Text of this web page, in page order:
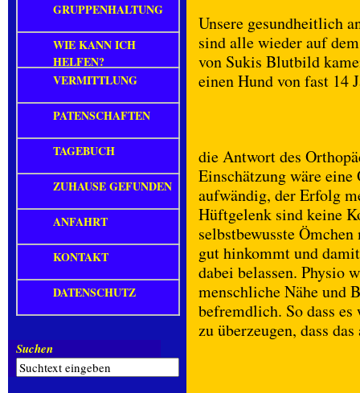
Unsere gesundheitlich
sind alle wieder auf
von Sukis Blutbild
einen Hund von fast 14
die Antwort des
Einschätzung wäre
aufwändig, der Erfolg
Hüftgelenk sind keine
selbstbewusste
gut hinkommt und
dabei belassen. Physio
menschliche Nähe und
befremdlich. So dass
zu überzeugen, dass
GRUPPENHALTUNG
WIE KANN ICH
HELFEN?
VERMITTLUNG
PATENSCHAFTEN
TAGEBUCH
ZUHAUSE GEFUNDEN
ANFAHRT
KONTAKT
DATENSCHUTZ
Suchen